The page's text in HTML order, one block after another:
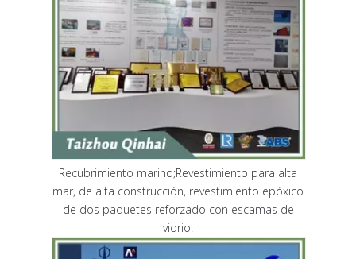
Recubrimiento marino;Revestimiento para alta
mar, de alta construcción, revestimiento epóxico
de dos paquetes reforzado con escamas de
vidrio.